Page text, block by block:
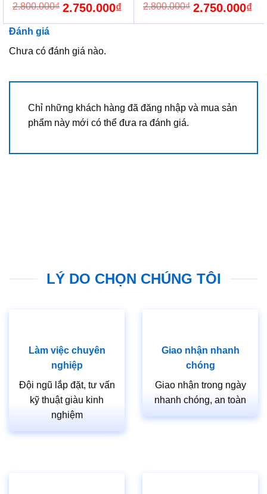
2.800.000₫ Original
price
2.750.000₫Current
price
2.800.000₫ Original
price
2.750.000₫
Đánh giá
Chưa có đánh giá nào.
Chỉ những khách hàng đã đăng nhập và mua sản
phẩm này mới có thể đưa ra đánh giá.
LÝ DO CHỌN CHÚNG TÔI
Làm việc chuyên
nghiệp
Đội ngũ lắp đặt, tư vấn
kỹ thuật giàu kinh
nghiệm
Giao nhận nhanh
chóng
Giao nhận trong ngày
nhanh chóng, an toàn